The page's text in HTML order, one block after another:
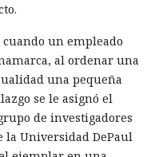
un empleado
al ordenar una
una pequeña
se le asignó el
de investigadores
la Universidad DePaul